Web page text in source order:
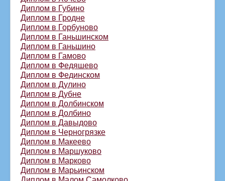
Диплом в Губино
Диплом в Гродне
Диплом в Горбуново
Диплом в Ганьшинском
Диплом в Ганьшино
Диплом в Гамово
Диплом в Федяшево
Диплом в Фединском
Диплом в Дулино
Диплом в Дубне
Диплом в Долбинском
Диплом в Долбино
Диплом в Давыдово
Диплом в Черногрязке
Диплом в Макеево
Диплом в Маршуково
Диплом в Марково
Диплом в Марьинском